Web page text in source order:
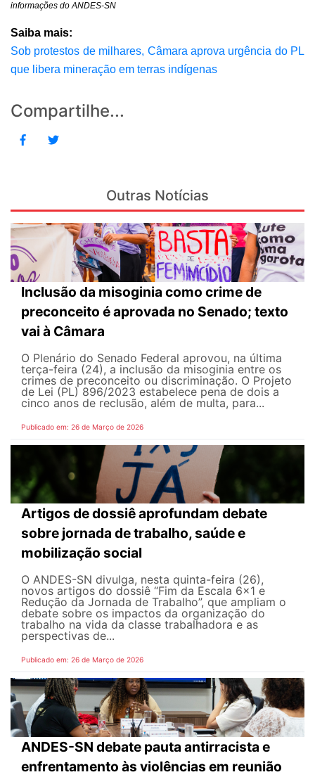
informações do ANDES-SN
Saiba mais:
Sob protestos de milhares, Câmara aprova urgência do PL
que libera mineração em terras indígenas
Compartilhe...
Outras Notícias
Inclusão da misoginia como crime de
preconceito é aprovada no Senado; texto
vai à Câmara
O Plenário do Senado Federal aprovou, na última
terça-feira (24), a inclusão da misoginia entre os
crimes de preconceito ou discriminação. O Projeto
de Lei (PL) 896/2023 estabelece pena de dois a
cinco anos de reclusão, além de multa, para...
Publicado em: 26 de Março de 2026
Artigos de dossiê aprofundam debate
sobre jornada de trabalho, saúde e
mobilização social
O ANDES-SN divulga, nesta quinta-feira (26),
novos artigos do dossiê “Fim da Escala 6×1 e
Redução da Jornada de Trabalho”, que ampliam o
debate sobre os impactos da organização do
trabalho na vida da classe trabalhadora e as
perspectivas de...
Publicado em: 26 de Março de 2026
ANDES-SN debate pauta antirracista e
enfrentamento às violências em reunião